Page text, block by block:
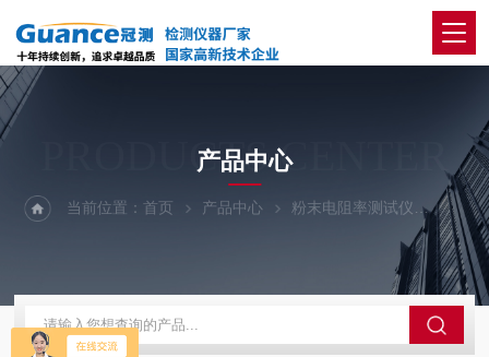
PRODUCTS CENTER
产品中心
当前位置：首页 产品中心 粉末电阻率测试仪 122-